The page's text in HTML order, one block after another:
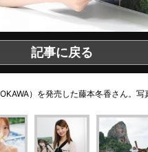
記事に戻る
）を発売した藤本冬香さん。